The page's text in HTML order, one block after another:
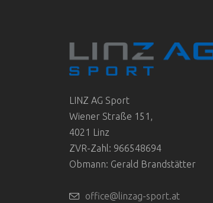
LINZ AG Sport
Wiener Straße 151,
4021 Linz
ZVR-Zahl: 966548694
Obmann: Gerald Brandstätter
office@linzag-sport.at